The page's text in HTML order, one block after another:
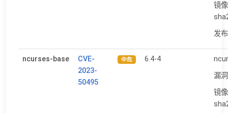
镜
发
ncurses-base
CVE-
2023-
50495
中危 6.4-4
漏
镜